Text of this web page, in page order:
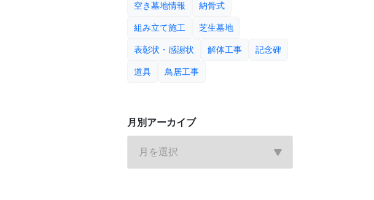
空き墓地情報 納骨式
組み立て施工 芝生墓地
表彰状・感謝状 解体工事 記念碑
道具 鳥居工事
月別アーカイブ